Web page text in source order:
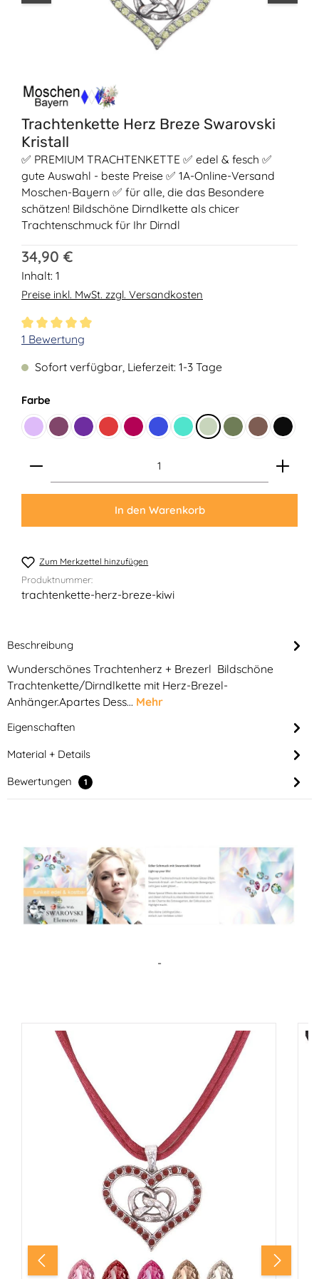
Trachtenkette Herz Breze Swarovski
Kristall
✅ PREMIUM TRACHTENKETTE ✅ edel & fesch ✅
gute Auswahl - beste Preise ✅ 1A-Online-Versand
Moschen-Bayern ✅ für alle, die das Besondere
schätzen! Bildschöne Dirndlkette als chicer
Trachtenschmuck für Ihr Dirndl
Regulärer Preis:
34,90 €
Inhalt: 1
Preise inkl. MwSt. zzgl. Versandkosten
Durchschnittliche Bewertung von 5 von 5 Sternen
1 Bewertung
Sofort verfügbar, Lieferzeit: 1-3 Tage
Farbeauswählen
FliederBeereLila Rot KarminrotRoyalblau
TürkisLindgrünMoosgrün
Braun
Produkt Anzahl: Gib den gewünschten Wert ein
In den Warenkorb
Zum Merkzettel hinzufügen
Produktnummer:
trachtenkette-herz-breze-kiwi
Beschreibung
Wunderschönes Trachtenherz + Brezerl Bildschöne
Trachtenkette/Dirndlkette mit Herz-Brezel-
Anhänger.Apartes Dess… Mehr
Eigenschaften
Material + Details
Bewertungen
1
-
Produktgalerie überspringen